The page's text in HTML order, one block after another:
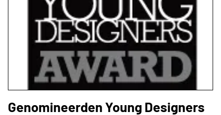
Genomineerden Young Designers